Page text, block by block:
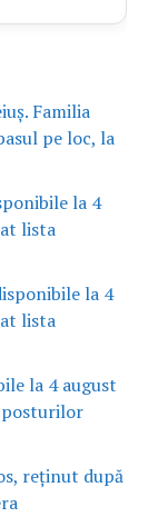
Familia
pe loc, la
la 4
lista
la 4
lista
la 4 august
posturilor
reținut după